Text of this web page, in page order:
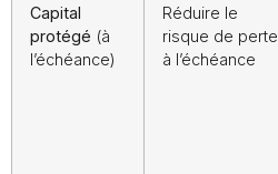
Capital
protégé (à
l’échéance)
Réduire le
risque de perte
à l’échéance